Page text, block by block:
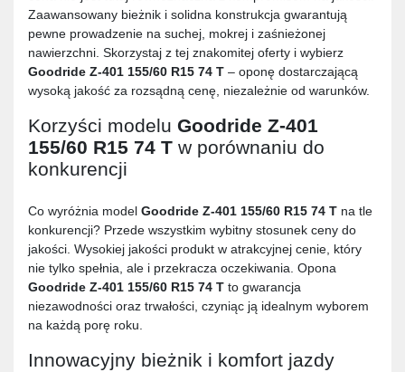
Zaawansowany bieżnik i solidna konstrukcja gwarantują
pewne prowadzenie na suchej, mokrej i zaśnieżonej
nawierzchni. Skorzystaj z tej znakomitej oferty i wybierz
Goodride Z-401 155/60 R15 74 T – oponę dostarczającą
wysoką jakość za rozsądną cenę, niezależnie od warunków.
Korzyści modelu Goodride Z-401
155/60 R15 74 T w porównaniu do
konkurencji
Co wyróżnia model Goodride Z-401 155/60 R15 74 T na tle
konkurencji? Przede wszystkim wybitny stosunek ceny do
jakości. Wysokiej jakości produkt w atrakcyjnej cenie, który
nie tylko spełnia, ale i przekracza oczekiwania. Opona
Goodride Z-401 155/60 R15 74 T to gwarancja
niezawodności oraz trwałości, czyniąc ją idealnym wyborem
na każdą porę roku.
Innowacyjny bieżnik i komfort jazdy